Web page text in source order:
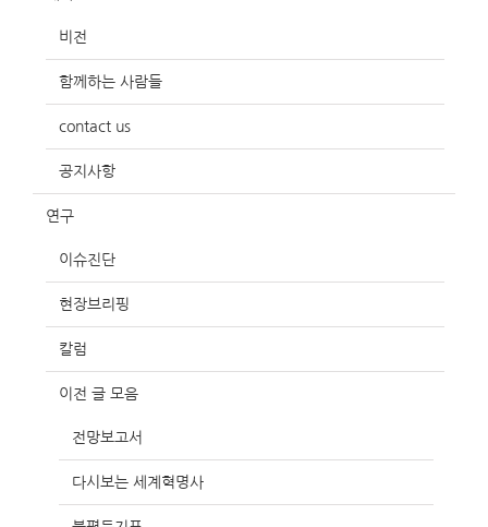
비전
함께하는 사람들
contact us
공지사항
연구
이슈진단
현장브리핑
칼럼
이전 글 모음
전망보고서
다시보는 세계혁명사